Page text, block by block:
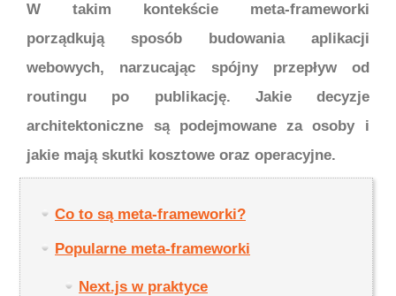
W takim kontekście meta-frameworki
porządkują sposób budowania aplikacji
webowych, narzucając spójny przepływ od
routingu po publikację. Jakie decyzje
architektoniczne są podejmowane za osoby i
jakie mają skutki kosztowe oraz operacyjne.
Co to są meta-frameworki?
Popularne meta-frameworki
Next.js w praktyce